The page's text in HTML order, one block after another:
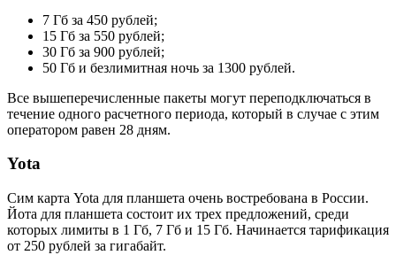
7 Гб за 450 рублей;
15 Гб за 550 рублей;
30 Гб за 900 рублей;
50 Гб и безлимитная ночь за 1300 рублей.
Все вышеперечисленные пакеты могут переподключаться в
течение одного расчетного периода, который в случае с этим
оператором равен 28 дням.
Yota
Сим карта Yota для планшета очень востребована в России.
Йота для планшета состоит их трех предложений, среди
которых лимиты в 1 Гб, 7 Гб и 15 Гб. Начинается тарификация
от 250 рублей за гигабайт.